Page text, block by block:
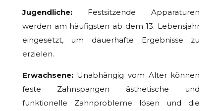
Jugendliche:Festsitzende Apparaturen
werden am häufigsten ab dem 13. Lebensjahr
eingesetzt, um dauerhafte Ergebnisse zu
erzielen.
Erwachsene:Unabhängig vom Alter können
feste Zahnspangen ästhetische und
funktionelle Zahnprobleme lösen und die